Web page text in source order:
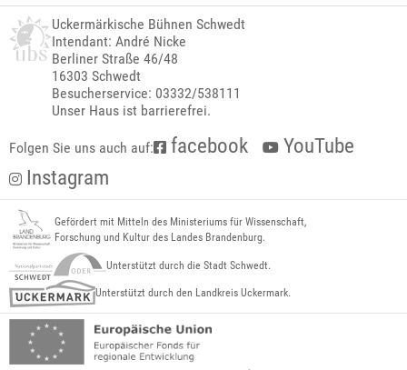
Uckermärkische Bühnen Schwedt
Intendant: André Nicke
Berliner Straße 46/48
16303 Schwedt
Besucherservice: 03332/538111
Unser Haus ist barrierefrei.
Folgen Sie uns auch auf: facebook
YouTube
Instagram
Gefördert mit Mitteln des Ministeriums für Wissenschaft,
Forschung und Kultur des Landes Brandenburg.
Unterstützt durch die Stadt Schwedt.
Unterstützt durch den Landkreis Uckermark.